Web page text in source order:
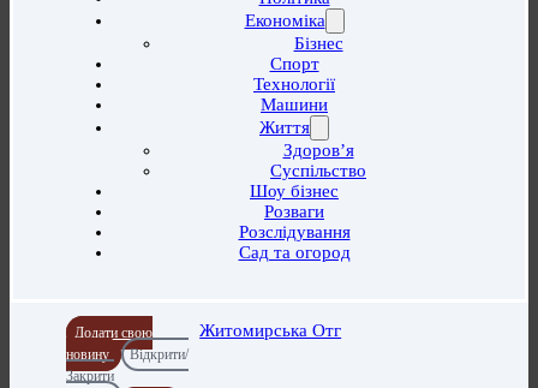
Економіка
Бізнес
Спорт
Технології
Машини
Життя
Здоров’я
Суспільство
Шоу бізнес
Розваги
Розслідування
Сад та огород
Додати свою
новину
Відкрити/
Закрити
Житомирська Отг